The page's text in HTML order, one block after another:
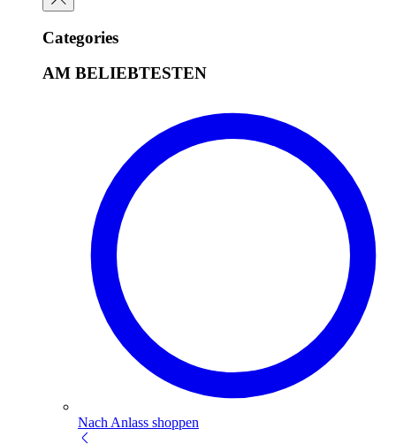
Categories
AM BELIEBTESTEN
Nach Anlass shoppen